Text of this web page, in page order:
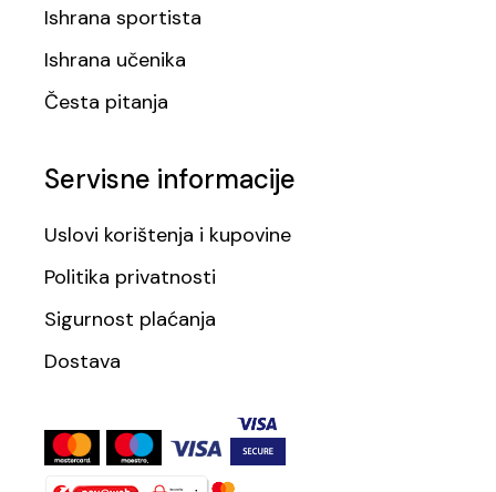
Ishrana sportista
Ishrana učenika
Česta pitanja
Servisne informacije
Uslovi korištenja i kupovine
Politika privatnosti
Sigurnost plaćanja
Dostava